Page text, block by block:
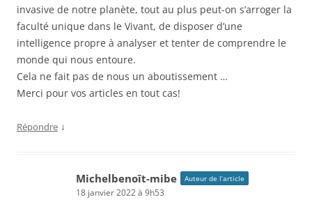
invasive de notre planète, tout au plus peut-on s’arroger la
faculté unique dans le Vivant, de disposer d’une
intelligence propre à analyser et tenter de comprendre le
monde qui nous entoure.
Cela ne fait pas de nous un aboutissement …
Merci pour vos articles en tout cas!
Répondre ↓
Michelbenoît-mibe Auteur de l’article
18 janvier 2022 à 9h53